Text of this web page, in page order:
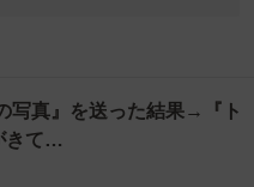
写真』を送った結果→『ト
きて…